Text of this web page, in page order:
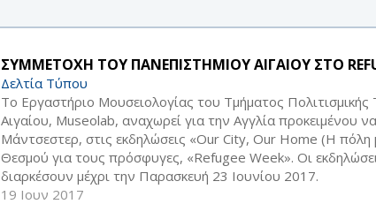
ΣΥΜΜΕΤΟΧΗ ΤΟΥ ΠΑΝΕΠΙΣΤΗΜΙΟΥ ΑΙΓΑΙΟΥ ΣΤΟ
Δελτία Τύπου
Το Εργαστήριο Μουσειολογίας του Τμήματος
Αιγαίου, Museolab, αναχωρεί για την Αγγλία προκειμένου
Μάντσεστερ, στις εκδηλώσεις «Our City, Our Home (Η πόλη
Θεσμού για τους πρόσφυγες, «Refugee Week». Οι
διαρκέσουν μέχρι την Παρασκευή 23 Ιουνίου 2017.
19 Ιουν 2017